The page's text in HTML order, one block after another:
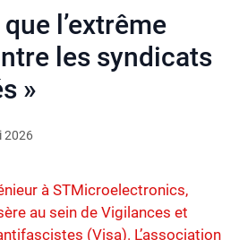
l’extrême
les syndicats
»
2026
à STMicroelectronics,
au sein de Vigilances et
(Visa). L’association